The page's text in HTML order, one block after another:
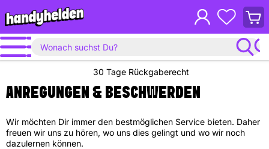
30 Tage Rückgaberecht
ANREGUNGEN & BESCHWERDEN
Wir möchten Dir immer den bestmöglichen Service bieten. Daher
freuen wir uns zu hören, wo uns dies gelingt und wo wir noch
dazulernen können.